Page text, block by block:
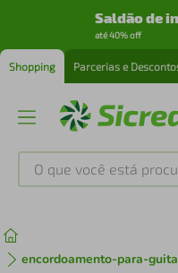
Saldão de
até 40% off
Shopping Parcerias e
O que você está
encordoamento-para-